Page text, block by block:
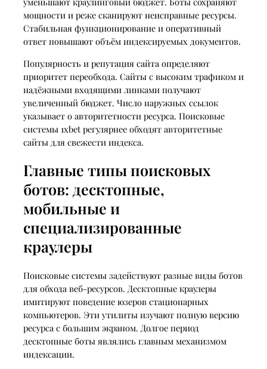
мощности и реже сканируют неисправные ресурсы.
Стабильная функционирование и оперативный
ответ повышают объём индексируемых документов.
Популярность и репутация сайта определяют
приоритет переобхода. Сайты с высоким трафиком и
надёжными входящими линками получают
увеличенный бюджет. Число наружных ссылок
указывает о авторитетности ресурса. Поисковые
системы 1xbet регулярнее обходят авторитетные
сайты для свежести индекса.
Главные типы поисковых
ботов: десктопные,
мобильные и
специализированные
краулеры
Поисковые системы задействуют разные виды ботов
для обхода веб-ресурсов. Десктопные краулеры
имитируют поведение юзеров стационарных
компьютеров. Эти утилиты изучают полную версию
ресурса с большим экраном. Долгое период
десктопные боты являлись главным механизмом
индексации.